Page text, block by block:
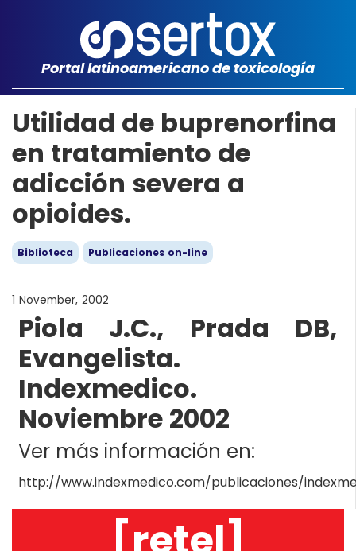
Portal latinoamericano de toxicología
Utilidad de buprenorfina
en tratamiento de
adicción severa a
opioides.
Biblioteca Publicaciones on-line
1 November, 2002
Piola J.C., Prada DB,
Evangelista.
Indexmedico.
Noviembre 2002
Ver más información en:
http://www.indexmedico.com/publicaciones/